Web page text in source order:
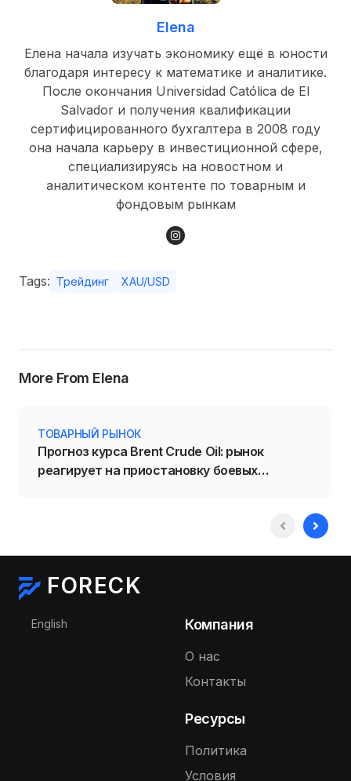
Elena
Елена начала изучать экономику ещё в юности
благодаря интересу к математике и аналитике.
После окончания Universidad Católica de El
Salvador и получения квалификации
сертифицированного бухгалтера в 2008 году
она начала карьеру в инвестиционной сфере,
специализируясь на новостном и
аналитическом контенте по товарным и
фондовым рынкам
Tags: Трейдинг XAU/USD
More From Elena
ТОВАРНЫЙ РЫНОК
Прогноз курса Brent Crude Oil: рынок
реагирует на приостановку боевых
FORECK
Выберите язык
English Компания
О нас
Контакты
Ресурсы
Политика
Условия